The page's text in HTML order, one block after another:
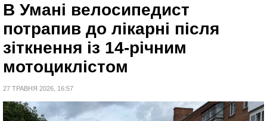
В Умані велосипедист
потрапив до лікарні після
зіткнення із 14-річним
мотоциклістом
27 ТРАВНЯ 2026, 16:57